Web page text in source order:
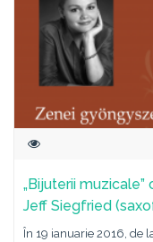
„Bijuterii
Jeff Siegfried
În 19 ianuarie 2016, de